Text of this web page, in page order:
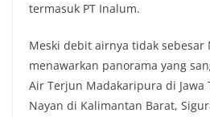
termasuk PT Inalum.
Meski debit airnya tidak sebesar
menawarkan panorama yang
Air Terjun Madakaripura di Jawa
Nayan di Kalimantan Barat,